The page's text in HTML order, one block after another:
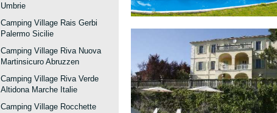
Umbrie
Camping Village Rais Gerbi
Palermo Sicilie
Camping Village Riva Nuova
Martinsicuro Abruzzen
Camping Village Riva Verde
Altidona Marche Italie
Camping Village Rocchette